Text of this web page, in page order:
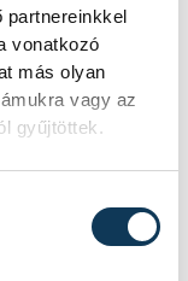
partnereinkkel
vonatkozó
más olyan
vagy az
gyűjtöttek.
a
a